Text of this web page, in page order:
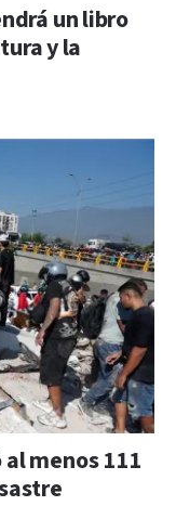
un libro
y la
menos 111